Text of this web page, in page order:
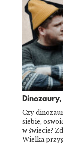
Czy
siebie,
w świecie?
Wielka